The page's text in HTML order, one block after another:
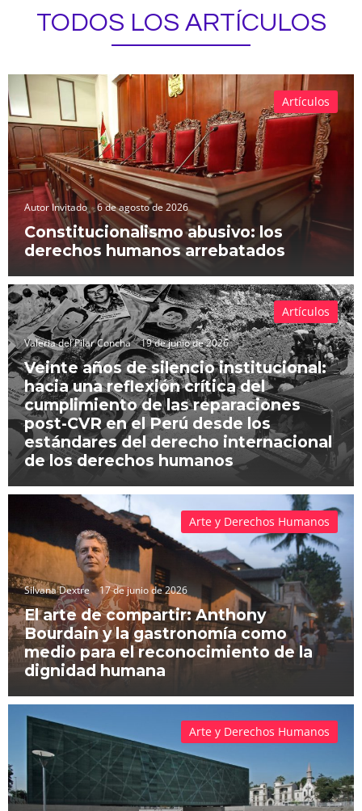
TODOS LOS ARTÍCULOS
Autor Invitado 6 de agosto de 2026
Constitucionalismo abusivo: los
derechos humanos arrebatados
Artículos
Valeria del Pilar Concha 19 de junio de 2026
Veinte años de silencio institucional:
hacia una reflexión crítica del
cumplimiento de las reparaciones
post-CVR en el Perú desde los
estándares del derecho internacional
de los derechos humanos
Artículos
Silvana Dextre 17 de junio de 2026
El arte de compartir: Anthony
Bourdain y la gastronomía como
medio para el reconocimiento de la
dignidad humana
Arte y Derechos Humanos
Arte y Derechos Humanos